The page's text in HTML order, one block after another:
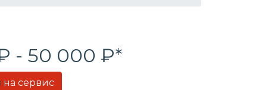
- 50 000 ₽*
на сервис